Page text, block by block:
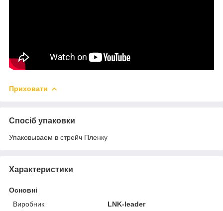
Приховати
Спосіб упаковки
Упаковываем в стрейч Пленку
Характеристики
Основні
Виробник
LNK-leader